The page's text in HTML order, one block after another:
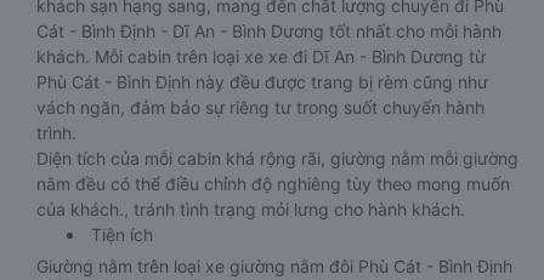
khách sạn hạng sang, mang đến chất lượng chuyến đi Phù
Cát - Bình Định - Dĩ An - Bình Dương tốt nhất cho mỗi hành
khách. Mỗi cabin trên loại xe xe đi Dĩ An - Bình Dương từ
Phù Cát - Bình Định này đều được trang bị rèm cũng như
vách ngăn, đảm bảo sự riêng tư trong suốt chuyến hành
trình.
Diện tích của mỗi cabin khá rộng rãi, giường nằm mỗi giường
nằm đều có thể điều chỉnh độ nghiêng tùy theo mong muốn
của khách., tránh tình trạng mỏi lưng cho hành khách.
Tiện ích
Giường nằm trên loại xe giường nằm đôi Phù Cát - Bình Định